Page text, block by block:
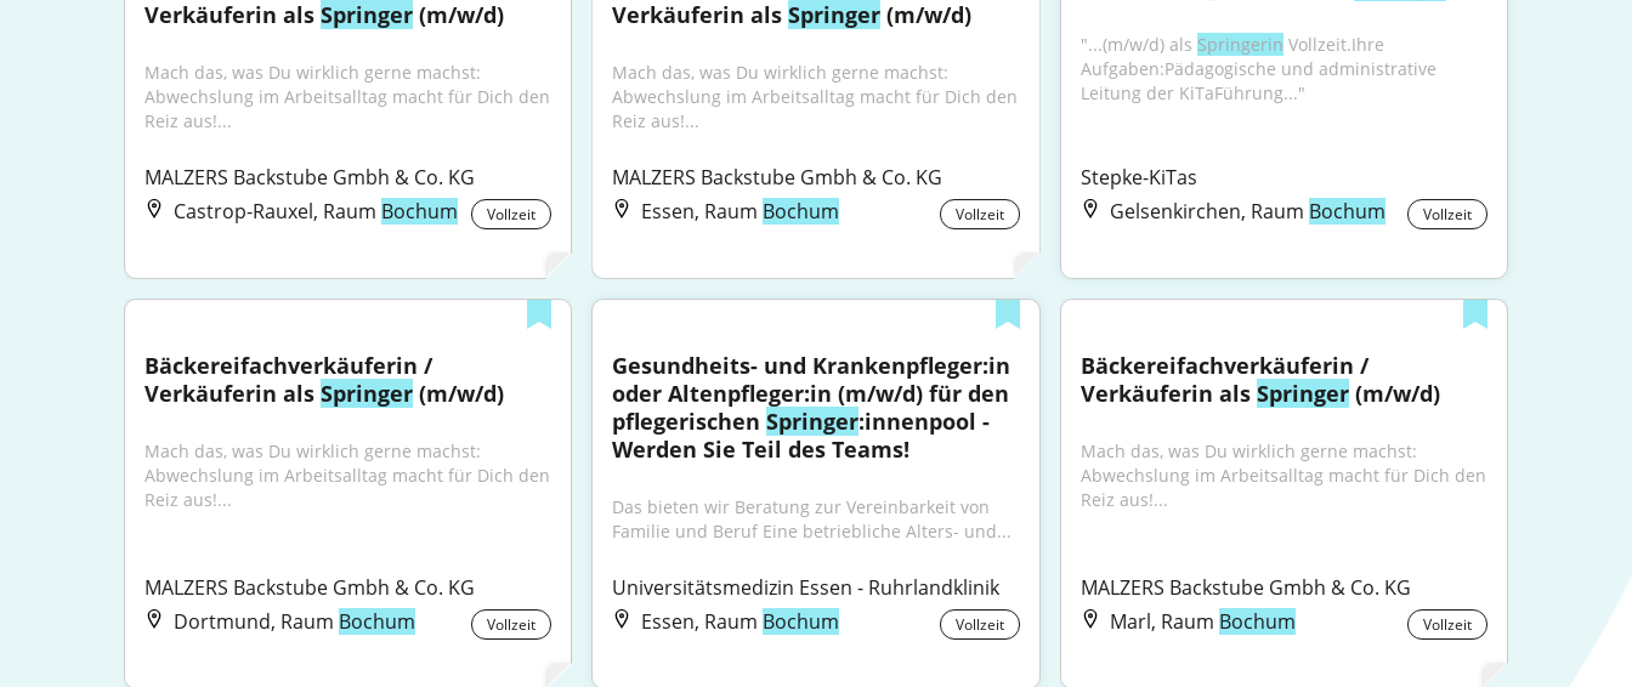
Verkäuferin als Springer (m/w/d)
Mach das, was Du wirklich gerne machst:
Abwechslung im Arbeitsalltag macht für Dich den
Reiz aus!...
MALZERS Backstube Gmbh & Co. KG
Castrop-Rauxel, Raum Bochum Vollzeit
Verkäuferin als Springer (m/w/d)
Mach das, was Du wirklich gerne machst:
Abwechslung im Arbeitsalltag macht für Dich den
Reiz aus!...
MALZERS Backstube Gmbh & Co. KG
Essen, Raum Bochum Vollzeit
"...(m/w/d) als Springerin Vollzeit.Ihre
Aufgaben:Pädagogische und administrative
Leitung der KiTaFührung..."
Stepke-KiTas
Gelsenkirchen, Raum Bochum Vollzeit
Bäckereifachverkäuferin /
Verkäuferin als Springer (m/w/d)
Mach das, was Du wirklich gerne machst:
Abwechslung im Arbeitsalltag macht für Dich den
Reiz aus!...
MALZERS Backstube Gmbh & Co. KG
Dortmund, Raum Bochum Vollzeit
Gesundheits- und Krankenpfleger:in
oder Altenpfleger:in (m/w/d) für den
pflegerischen Springer:innenpool -
Werden Sie Teil des Teams!
Das bieten wir Beratung zur Vereinbarkeit von
Familie und Beruf Eine betriebliche Alters- und...
Universitätsmedizin Essen - Ruhrlandklinik
Essen, Raum Bochum Vollzeit
Bäckereifachverkäuferin /
Verkäuferin als Springer (m/w/d)
Mach das, was Du wirklich gerne machst:
Abwechslung im Arbeitsalltag macht für Dich den
Reiz aus!...
MALZERS Backstube Gmbh & Co. KG
Marl, Raum Bochum Vollzeit